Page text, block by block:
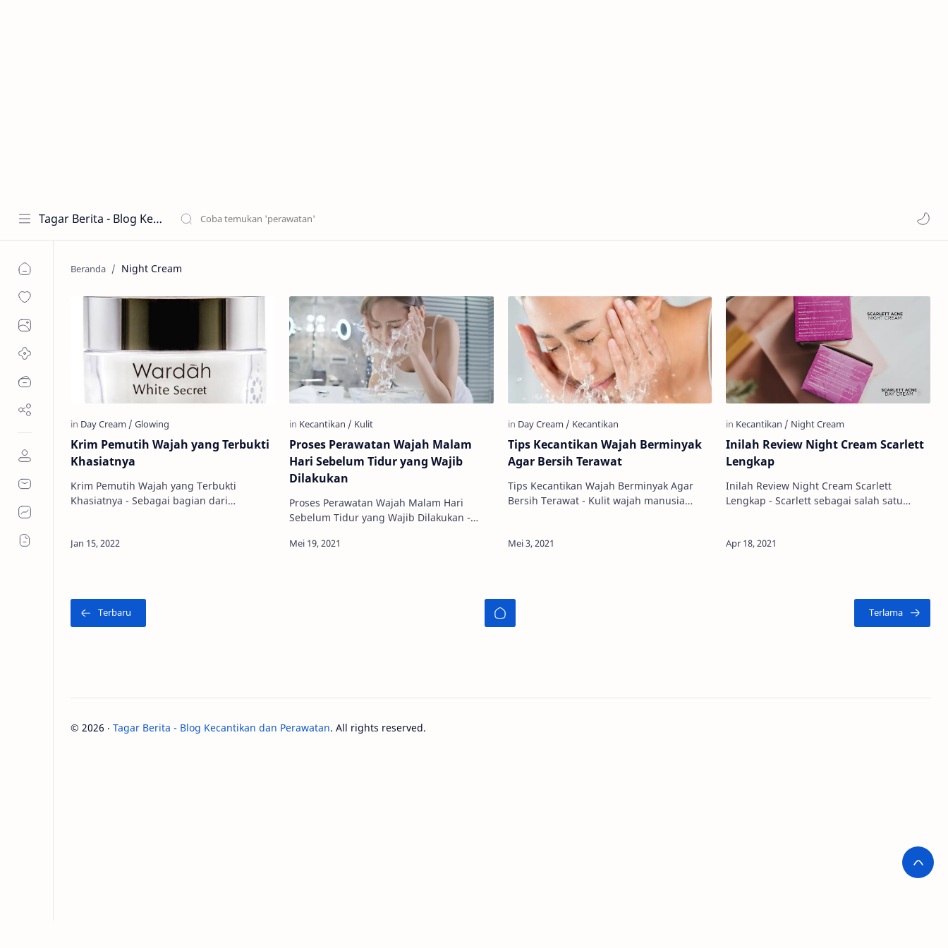
Tagar Berita - Blog Kecantikan dan Perawatan
Night Cream
Krim Pemutih Wajah yang Terbukti
Khasiatnya
Krim Pemutih Wajah yang Terbukti
Khasiatnya - Sebagai bagian dari
terbu…
Proses Perawatan Wajah Malam
Hari Sebelum Tidur yang Wajib
Dilakukan
Proses Perawatan Wajah Malam Hari
Sebelum Tidur yang Wajib Dilakukan -
saat ini menjadi salah satu hal yang
Tips Kecantikan Wajah Berminyak
Agar Bersih Terawat
Tips Kecantikan Wajah Berminyak Agar
Bersih Terawat - Kulit wajah manusia
kondisi…
Inilah Review Night Cream Scarlett
Lengkap
Inilah Review Night Cream Scarlett
Lengkap - Scarlett sebagai salah satu
© 2026 ‧ Tagar Berita - Blog Kecantikan dan Perawatan. All rights reserved.